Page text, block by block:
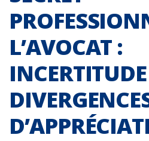
L’AVOCAT :